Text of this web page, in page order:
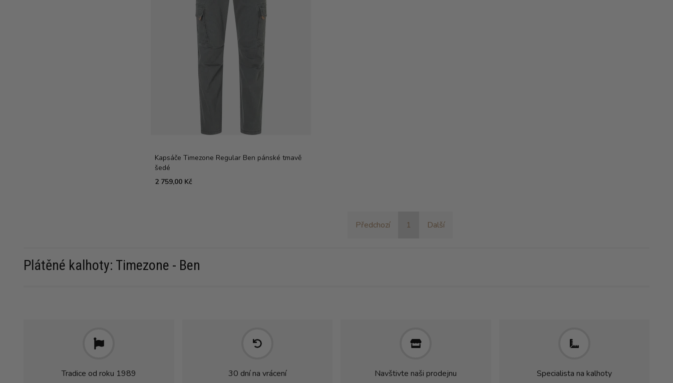
Kapsáče Timezone Regular Ben pánské tmavě
šedé
2 759,00 Kč
Předchozí 1 Další
Plátěné kalhoty: Timezone - Ben
Tradice od roku 1989 30 dní na vrácení Navštivte naši prodejnu Specialista na kalhoty